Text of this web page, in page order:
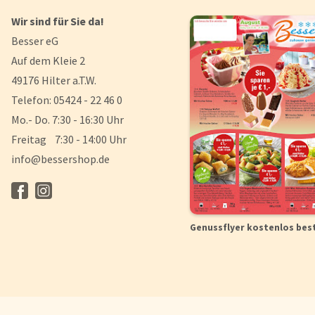
Wir sind für Sie da!
Besser eG
Auf dem Kleie 2
49176 Hilter a.T.W.
Telefon: 05424 - 22 46 0
Mo.- Do. 7:30 - 16:30 Uhr
Freitag 7:30 - 14:00 Uhr
info@bessershop.de
Genussflyer kostenlos